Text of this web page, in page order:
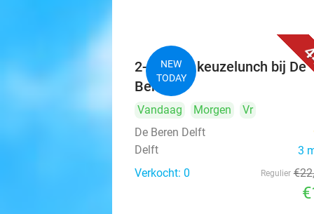
NEW
TODAY
2-gangen keuzelunch bij De
Beren
Vandaag Morgen
Vr
De Beren Delft
Delft
3
Verkocht: 0
Regulier €22